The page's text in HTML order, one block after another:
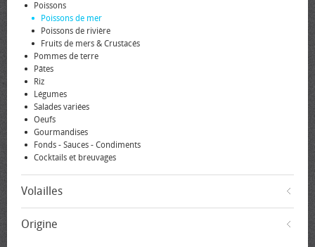
Poissons
Poissons de mer
Poissons de rivière
Fruits de mers & Crustacés
Pommes de terre
Pâtes
Riz
Légumes
Salades variées
Oeufs
Gourmandises
Fonds - Sauces - Condiments
Cocktails et breuvages
Volailles
Origine